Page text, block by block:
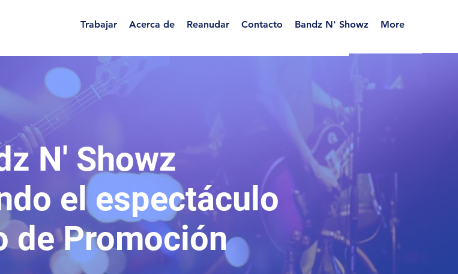
Trabajar Acerca de Reanudar Contacto Bandz N' Showz More
N' Showz
el espectáculo
de Promoción